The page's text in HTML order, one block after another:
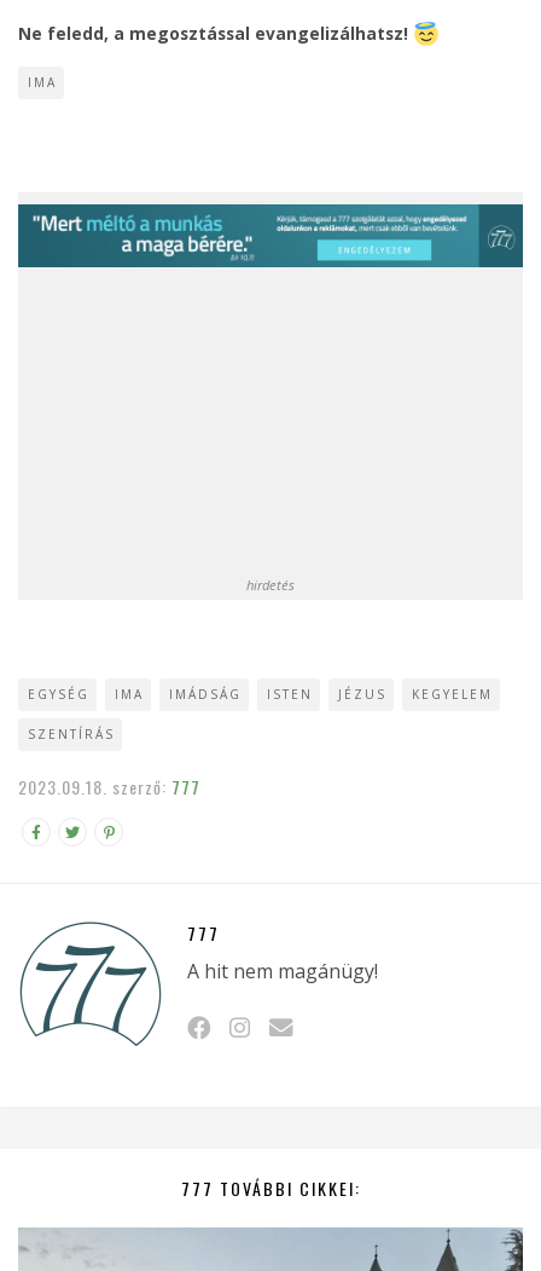
Ne feledd, a megosztással evangelizálhatsz!
IMA
hirdetés
EGYSÉG IMA IMÁDSÁG ISTEN JÉZUS KEGYELEM
SZENTÍRÁS
2023.09.18. szerző: 777
777
A hit nem magánügy!
777 TOVÁBBI CIKKEI: